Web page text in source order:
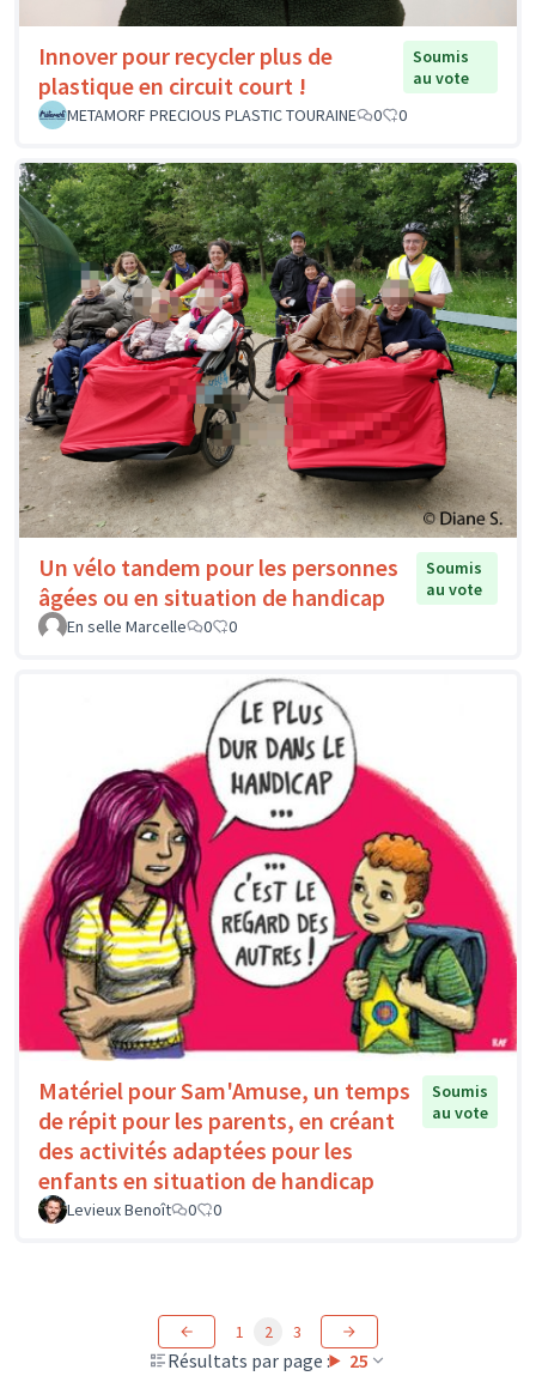
Innover pour recycler plus de
plastique en circuit court !
Soumis
au vote
METAMORF PRECIOUS PLASTIC TOURAINE
0 0
Un vélo tandem pour les personnes
âgées ou en situation de handicap
Soumis
au vote
En selle Marcelle
0 0
Matériel pour Sam'Amuse, un temps
de répit pour les parents, en créant
des activités adaptées pour les
enfants en situation de handicap
Soumis
au vote
Levieux Benoît 0 0
Résultats par page : 25
1 2 3